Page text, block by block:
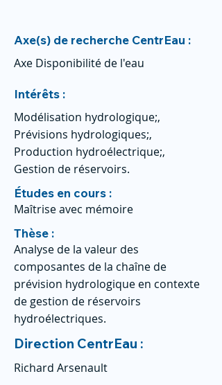
Axe(s) de recherche CentrEau :
Axe Disponibilité de l'eau
Intérêts :
Modélisation hydrologique;,
Prévisions hydrologiques;,
Production hydroélectrique;,
Gestion de réservoirs.
Études en cours :
Maîtrise avec mémoire
Thèse :
Analyse de la valeur des
composantes de la chaîne de
prévision hydrologique en contexte
de gestion de réservoirs
hydroélectriques.
Direction CentrEau :
Richard Arsenault